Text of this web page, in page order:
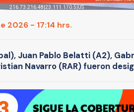
2026 - 17:14 hrs.
Juan Pablo Belatti (A2),
Navarro (RAR) fueron